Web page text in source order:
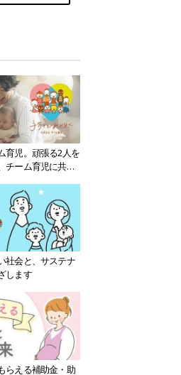
育児。頑張る2人を
チーム育児に共感
社会と、サステナ
します
らえる補助金・助